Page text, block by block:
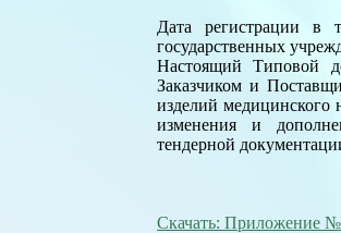
Дата регистрации в
государственных
Настоящий Типовой
Заказчиком и
изделий
изменения и
тендерной
Скачать: Приложение